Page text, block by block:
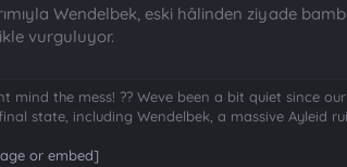
Wendelbek, eski hâlinden ziyade
vurguluyor.
mind the mess! ?? Weve been a bit quiet since
state, including Wendelbek, a massive Ayleid
or embed]